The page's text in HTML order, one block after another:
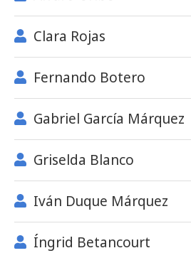
Clara Rojas
Fernando Botero
Gabriel García Márquez
Griselda Blanco
Iván Duque Márquez
Íngrid Betancourt